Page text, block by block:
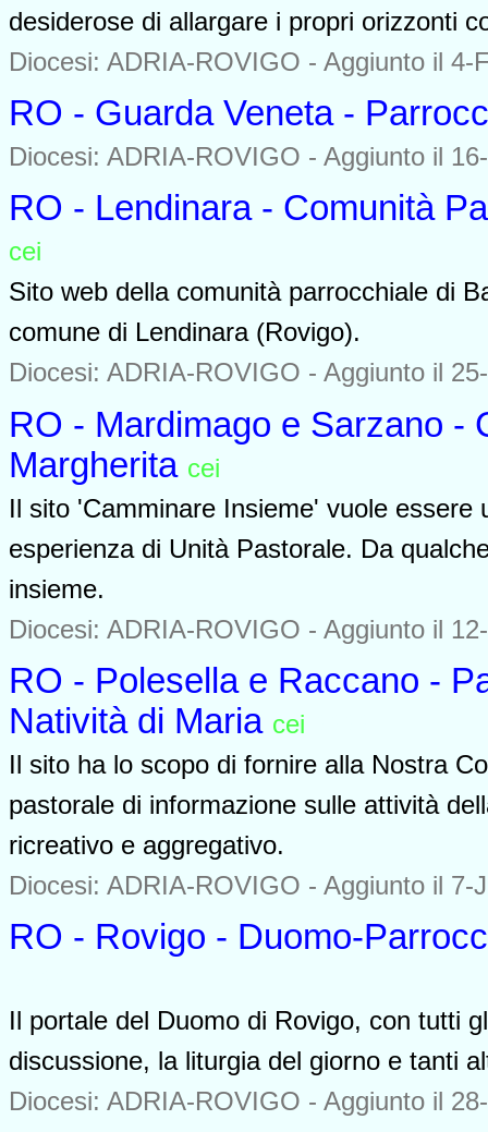
desiderose di allargare i propri orizzonti
Diocesi: ADRIA-ROVIGO - Aggiunto il 4-
RO - Guarda Veneta -
Diocesi: ADRIA-ROVIGO - Aggiunto il
RO - Lendinara - Comunità
cei
Sito web della comunità parrocchiale di
comune di Lendinara (Rovigo).
Diocesi: ADRIA-ROVIGO - Aggiunto il
RO - Mardimago e Sarzano -
Margherita cei
Il sito 'Camminare Insieme' vuole
esperienza di Unità Pastorale. Da
insieme.
Diocesi: ADRIA-ROVIGO - Aggiunto il
RO - Polesella e Raccano -
Natività di Maria cei
Il sito ha lo scopo di fornire alla Nostra
pastorale di informazione sulle attività
ricreativo e aggregativo.
Diocesi: ADRIA-ROVIGO - Aggiunto il 7-
RO - Rovigo - Duomo-
Il portale del Duomo di Rovigo, con tutti
discussione, la liturgia del giorno e tanti
Diocesi: ADRIA-ROVIGO - Aggiunto il